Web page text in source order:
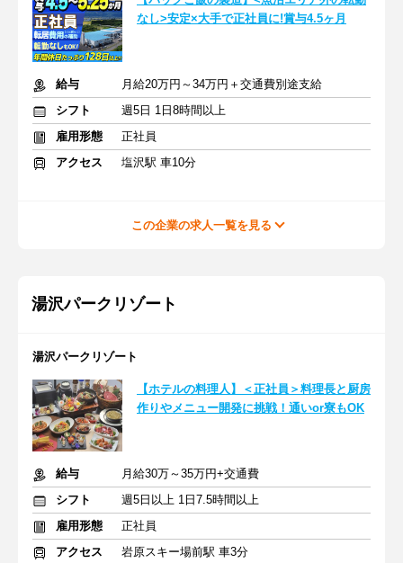
なし>安定×大手で正社員に!賞与4.5ヶ月
給与
月給20万円～34万円＋交通費別途支給
シフト
週5日 1日8時間以上
雇用形態
正社員
アクセス
塩沢駅 車10分
この企業の求人一覧を見る
湯沢パークリゾート
湯沢パークリゾート
【ホテルの料理人】＜正社員＞料理長と厨房
作りやメニュー開発に挑戦！通いor寮もOK
給与
月給30万～35万円+交通費
シフト
週5日以上 1日7.5時間以上
雇用形態
正社員
アクセス
岩原スキー場前駅 車3分